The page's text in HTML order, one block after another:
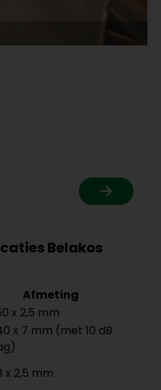
Belakos
Afmeting
x 2,5 mm
x 7 mm (met 10 dB
x 2,5 mm